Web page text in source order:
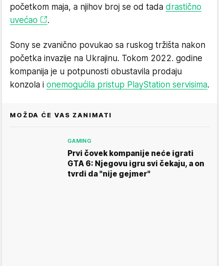
početkom maja, a njihov broj se od tada drastično
uvećao
.
Sony se zvanično povukao sa ruskog tržišta nakon
početka invazije na Ukrajinu. Tokom 2022. godine
kompanija je u potpunosti obustavila prodaju
konzola i onemogućila pristup PlayStation servisima.
MOŽDA ĆE VAS ZANIMATI
GAMING
Prvi čovek kompanije neće igrati
GTA 6: Njegovu igru svi čekaju, a on
tvrdi da "nije gejmer"